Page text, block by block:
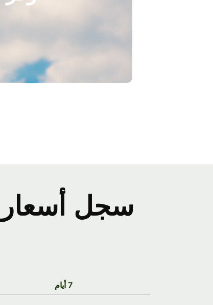
7 أيام